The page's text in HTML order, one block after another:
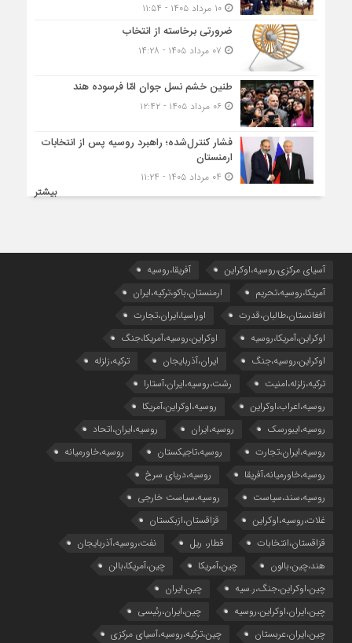
۱۰ مرداد ۱۴۰۵ - ۱۱:۵۴
ضرورتی برخاسته از انتخاب
طنین خشم نسل جوان امّا فرسوده هند
۰۶ مرداد ۱۴۰۵ - ۱۲:۴۲
فشار کنترل‌شده؛ راهبرد روسیه پس از انتخابات
ارمنستان
بیشتر
آسیای مرکزی،روسیه،اوکراین
آفریقا،روسیه
آمریکا،روسیه،تحریم
ارمنستان،باکو،ترکیه،ایران
افغانستان،طالبان،قدرت
اوراسیا،ایران،تجارت
اوکراین،آمریکا،روسیه
اوکراین،روسیه،آمریکا،جنگ
اوکراین،روسیه،جنگ
ایران،آذربایجان
ترکیه،زلزله
ترکیه،زلزله،امنیت
رشت،روسیه،ایران،آستارا
روسیه،اعراب،اوکراین
روسیه،اوکراین،آمریکا
روسیه،ایبورسک
روسیه،ایران
روسیه،ایران،اتحاد
روسیه،ایران،تجارت
روسیه،تاجیکستان
روسیه،خاورمیانه
روسیه،خاورمیانه،آفریقا
روسیه،دریای سرخ
روسیه،سند،سیاست
روسیه،سیاست خارجی
غلات،روسیه،اوکراین
قزاقستان،ازبکستان
قزاقستان،انتخابات
قطار، ریل
نفت،روسیه،آذربایجان
هند،چین،بالون
چین،آمریکا
چین،آمریکا،بالن
چین،اوکراین،جنگ،ر.سیه
چین،ایران
چین،ایران،اوکراین،روسیه
چین،ایران،رئیسی
چین،ایران،عربستان
چین،ترکیه،روسیه،آسیای مرکزی